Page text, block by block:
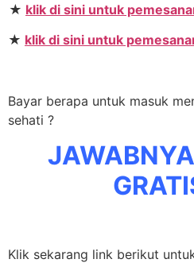
★ klik di sini untuk
★ klik di sini untuk
Bayar berapa untuk masuk
sehati ?
Klik sekarang link berikut